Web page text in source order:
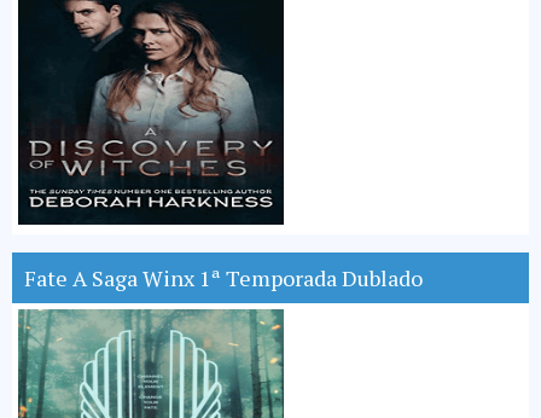
Fate A Saga Winx 1ª Temporada Dublado